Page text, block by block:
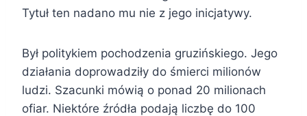
Tytuł ten nadano mu nie z jego inicjatywy.
Był politykiem pochodzenia gruzińskiego. Jego
działania doprowadziły do śmierci milionów
ludzi. Szacunki mówią o ponad 20 milionach
ofiar. Niektóre źródła podają liczbę do 100